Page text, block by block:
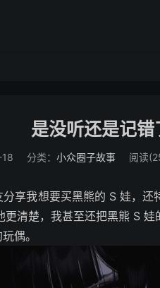
是没听还是记错
分类： 小众圈子故事 阅读
享我想要买黑熊的 S 娃，还
清楚，我甚至还把黑熊 S
偶。